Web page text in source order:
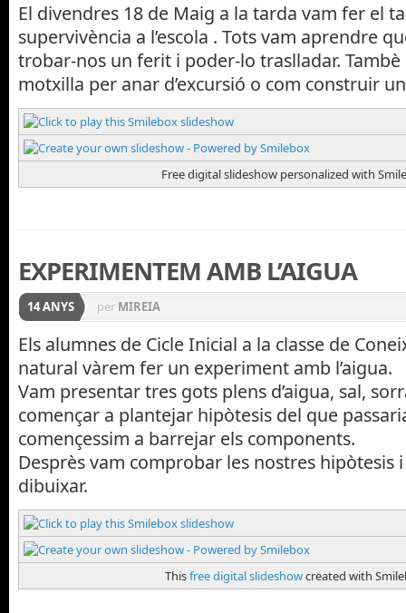
El divendres 18 de Maig a la tarda vam fer el
supervivència a l’escola . Tots vam aprendre
trobar-nos un ferit i poder-lo traslladar.
motxilla per anar d’excursió o com construir
Free digital slideshow personalized with
EXPERIMENTEM AMB L’AIGUA
14 ANYS per MIREIA
Els alumnes de Cicle Inicial a la classe de
natural vàrem fer un experiment amb l’aigua.
Vam presentar tres gots plens d’aigua, sal,
començar a plantejar hipòtesis del que
començessim a barrejar els components.
Desprès vam comprobar les nostres hipòtesis
dibuixar.
Thisfree digital slideshowcreated with